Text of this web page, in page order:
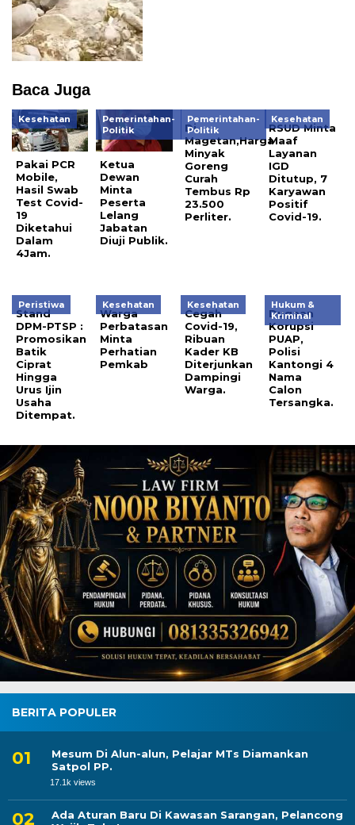
Baca Juga
Kesehatan
Pakai PCR
Mobile,
Hasil Swab
Test Covid-
19
Diketahui
Dalam
4Jam.
Pemerintahan-
Politik
Ketua
Dewan
Minta
Peserta
Lelang
Jabatan
Diuji Publik.
Pemerintahan-
Politik
Di
Magetan,Harga
Minyak
Goreng
Curah
Tembus Rp
23.500
Perliter.
Kesehatan
RSUD Minta
Maaf
Layanan
IGD
Ditutup, 7
Karyawan
Positif
Covid-19.
Peristiwa
Stand
DPM-PTSP :
Promosikan
Batik
Ciprat
Hingga
Urus Ijin
Usaha
Ditempat.
Kesehatan
Warga
Perbatasan
Minta
Perhatian
Pemkab
Kesehatan
Cegah
Covid-19,
Ribuan
Kader KB
Diterjunkan
Dampingi
Warga.
Hukum &
Kriminal
Dugaan
Korupsi
PUAP,
Polisi
Kantongi 4
Nama
Calon
Tersangka.
BERITA POPULER
Mesum Di Alun-alun, Pelajar MTs Diamankan
Satpol PP.
17.1k views
Ada Aturan Baru Di Kawasan Sarangan, Pelancong